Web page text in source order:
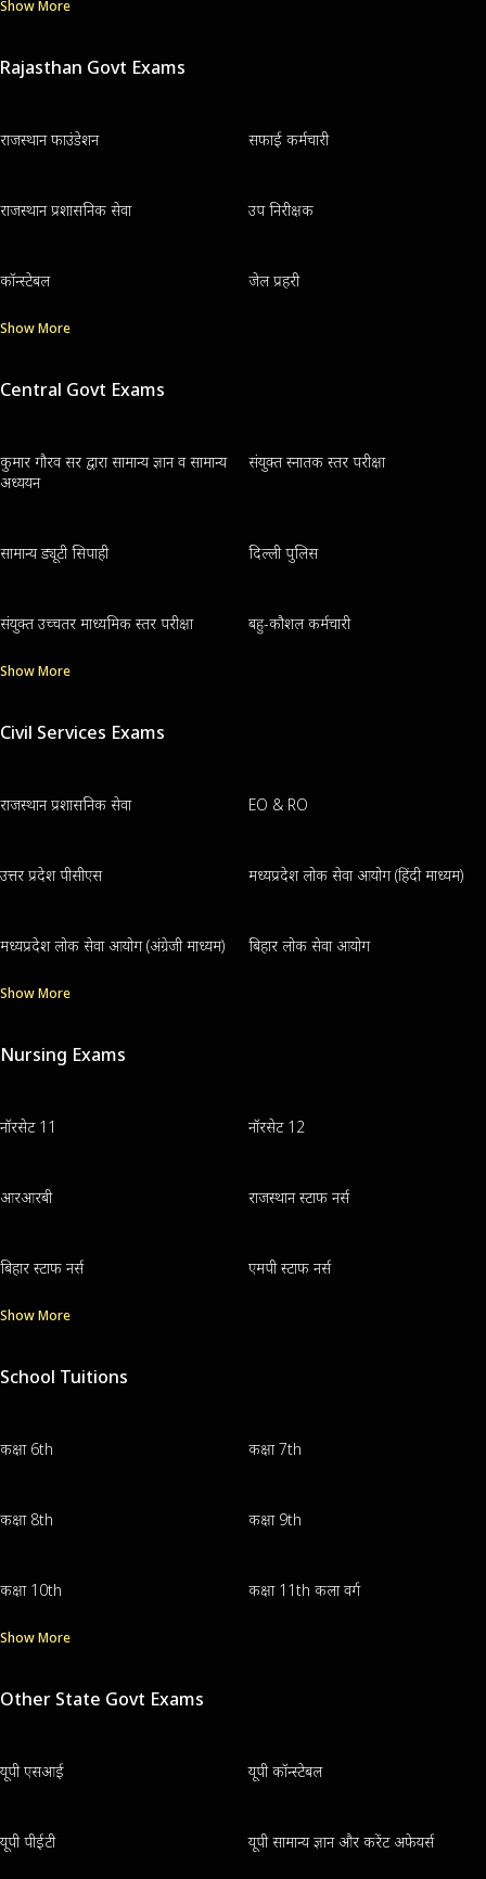
Show More
Rajasthan Govt Exams
राजस्थान फाउंडेशन सफाई कर्मचारी
राजस्थान प्रशासनिक सेवा उप निरीक्षक
कॉन्स्टेबल जेल प्रहरी
Show More
Central Govt Exams
कुमार गौरव सर द्वारा सामान्य ज्ञान व सामान्य
अध्ययन
संयुक्त स्नातक स्तर परीक्षा
सामान्य ड्यूटी सिपाही दिल्ली पुलिस
संयुक्त उच्चतर माध्यमिक स्तर परीक्षा बहु-कौशल कर्मचारी
Show More
Civil Services Exams
राजस्थान प्रशासनिक सेवा EO & RO
उत्तर प्रदेश पीसीएस मध्यप्रदेश लोक सेवा आयोग (हिंदी माध्यम)
मध्यप्रदेश लोक सेवा आयोग (अंग्रेजी माध्यम) बिहार लोक सेवा आयोग
Show More
Nursing Exams
नॉरसेट 11 नॉरसेट 12
आरआरबी राजस्थान स्टाफ नर्स
बिहार स्टाफ नर्स एमपी स्टाफ नर्स
Show More
School Tuitions
कक्षा 6th कक्षा 7th
कक्षा 8th कक्षा 9th
कक्षा 10th कक्षा 11th कला वर्ग
Show More
Other State Govt Exams
यूपी एसआई यूपी कॉन्स्टेबल
यूपी पीईटी यूपी सामान्य ज्ञान और करेंट अफेयर्स